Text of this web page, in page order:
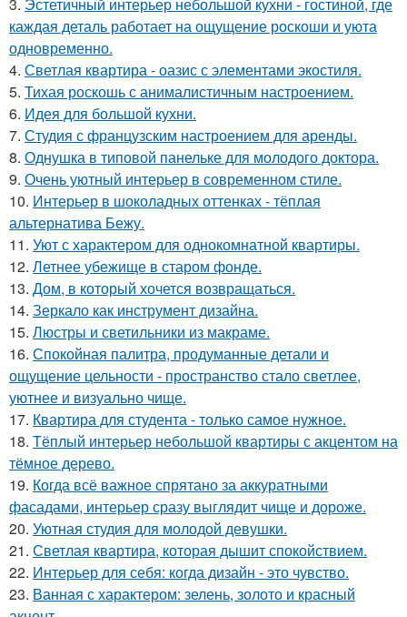
3. Эстетичный интерьер небольшой кухни - гостиной, где
каждая деталь работает на ощущение роскоши и уюта
одновременно.
4. Светлая квартира - оазис с элементами экостиля.
5. Тихая роскошь с анималистичным настроением.
6. Идея для большой кухни.
7. Студия с французским настроением для аренды.
8. Однушка в типовой панельке для молодого доктора.
9. Очень уютный интерьер в современном стиле.
10. Интерьер в шоколадных оттенках - тёплая
альтернатива Бежу.
11. Уют с характером для однокомнатной квартиры.
12. Летнее убежище в старом фонде.
13. Дом, в который хочется возвращаться.
14. Зеркало как инструмент дизайна.
15. Люстры и светильники из макраме.
16. Спокойная палитра, продуманные детали и
ощущение цельности - пространство стало светлее,
уютнее и визуально чище.
17. Квартира для студента - только самое нужное.
18. Тёплый интерьер небольшой квартиры с акцентом на
тёмное дерево.
19. Когда всё важное спрятано за аккуратными
фасадами, интерьер сразу выглядит чище и дороже.
20. Уютная студия для молодой девушки.
21. Светлая квартира, которая дышит спокойствием.
22. Интерьер для себя: когда дизайн - это чувство.
23. Ванная с характером: зелень, золото и красный